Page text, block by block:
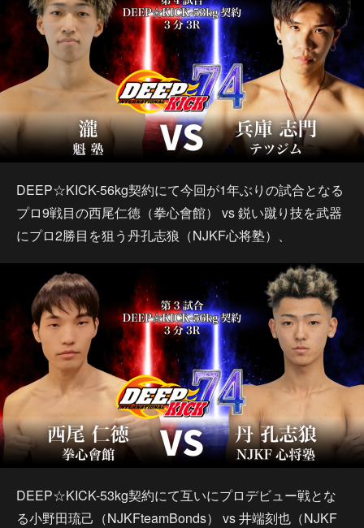
DEEP☆KICK-56kg契約にて今回が1年ぶりの試合となる
プロ9戦目の西尾仁徳（拳心會館） vs 鋭い蹴り技を武器
にプロ2勝目を狙う丹孔志狼（NJKF心将塾）、
DEEP☆KICK-53kg契約にて互いにプロデビュー戦とな
る小野田琉己（NJKFteamBonds） vs 井端刻也（NJKF